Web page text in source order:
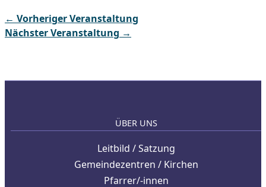
← Vorheriger Veranstaltung
Nächster Veranstaltung →
ÜBER UNS
Leitbild / Satzung
Gemeindezentren / Kirchen
Pfarrer/-innen